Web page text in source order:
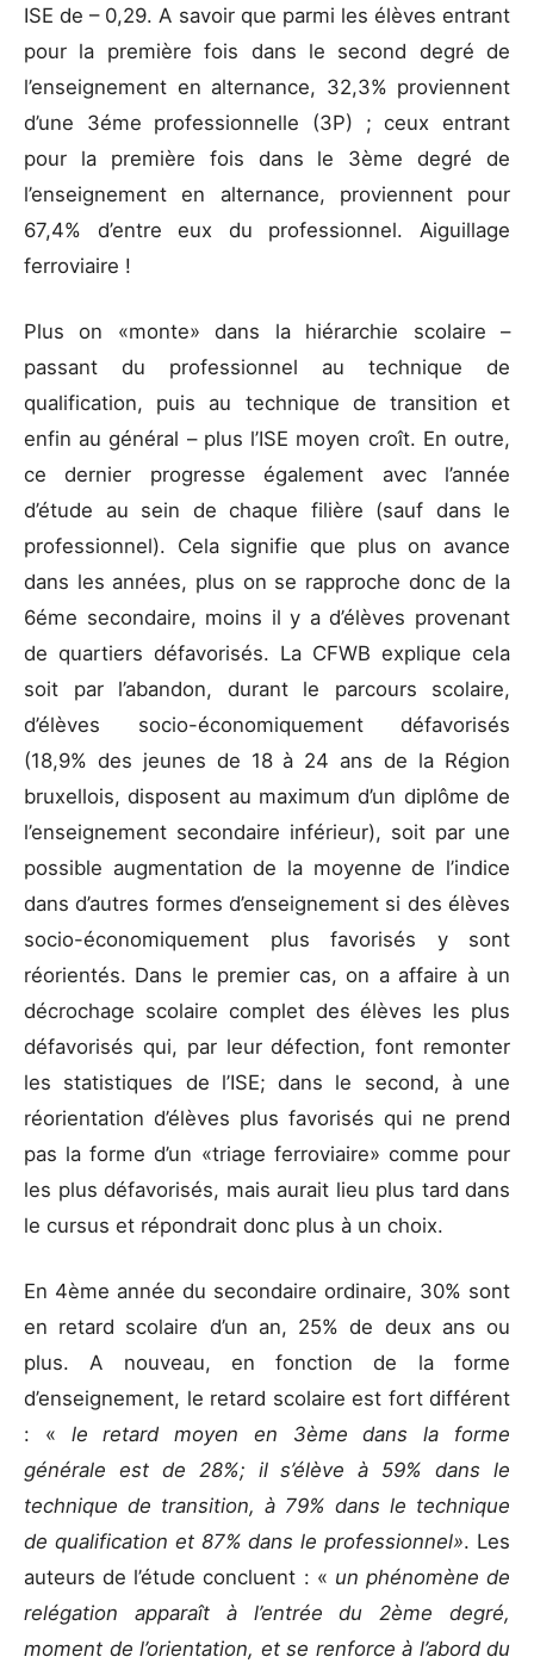
ISE de – 0,29. A savoir que parmi les élèves entrant
pour la première fois dans le second degré de
l’enseignement en alternance, 32,3% proviennent
d’une 3éme professionnelle (3P) ; ceux entrant
pour la première fois dans le 3ème degré de
l’enseignement en alternance, proviennent pour
67,4% d’entre eux du professionnel. Aiguillage
ferroviaire !
Plus on «monte» dans la hiérarchie scolaire –
passant du professionnel au technique de
qualification, puis au technique de transition et
enfin au général – plus l’ISE moyen croît. En outre,
ce dernier progresse également avec l’année
d’étude au sein de chaque filière (sauf dans le
professionnel). Cela signifie que plus on avance
dans les années, plus on se rapproche donc de la
6éme secondaire, moins il y a d’élèves provenant
de quartiers défavorisés. La CFWB explique cela
soit par l’abandon, durant le parcours scolaire,
d’élèves socio-économiquement défavorisés
(18,9% des jeunes de 18 à 24 ans de la Région
bruxellois, disposent au maximum d’un diplôme de
l’enseignement secondaire inférieur), soit par une
possible augmentation de la moyenne de l’indice
dans d’autres formes d’enseignement si des élèves
socio-économiquement plus favorisés y sont
réorientés. Dans le premier cas, on a affaire à un
décrochage scolaire complet des élèves les plus
défavorisés qui, par leur défection, font remonter
les statistiques de l’ISE; dans le second, à une
réorientation d’élèves plus favorisés qui ne prend
pas la forme d’un «triage ferroviaire» comme pour
les plus défavorisés, mais aurait lieu plus tard dans
le cursus et répondrait donc plus à un choix.
En 4ème année du secondaire ordinaire, 30% sont
en retard scolaire d’un an, 25% de deux ans ou
plus. A nouveau, en fonction de la forme
d’enseignement, le retard scolaire est fort différent
: « le retard moyen en 3ème dans la forme
générale est de 28%; il s’élève à 59% dans le
technique de transition, à 79% dans le technique
de qualification et 87% dans le professionnel». Les
auteurs de l’étude concluent : « un phénomène de
relégation apparaît à l’entrée du 2ème degré,
moment de l’orientation, et se renforce à l’abord du